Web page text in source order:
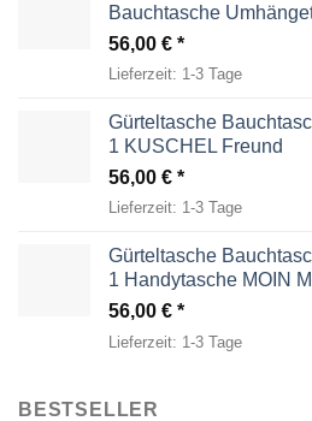
Bauchtasche
56,00 €
Lieferzeit: 1-3 Tage
Gürteltasche
1 KUSCHEL Freund
56,00 €
Lieferzeit: 1-3 Tage
Gürteltasche
1 Handytasche MOIN
56,00 €
Lieferzeit: 1-3 Tage
BESTSELLER